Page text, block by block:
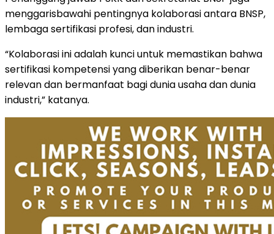
menggarisbawahi pentingnya kolaborasi antara BNSP,
lembaga sertifikasi profesi, dan industri.
“Kolaborasi ini adalah kunci untuk memastikan bahwa
sertifikasi kompetensi yang diberikan benar-benar
relevan dan bermanfaat bagi dunia usaha dan dunia
industri,” katanya.